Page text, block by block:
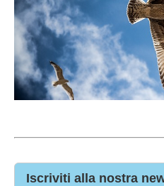
Iscriviti alla nostra